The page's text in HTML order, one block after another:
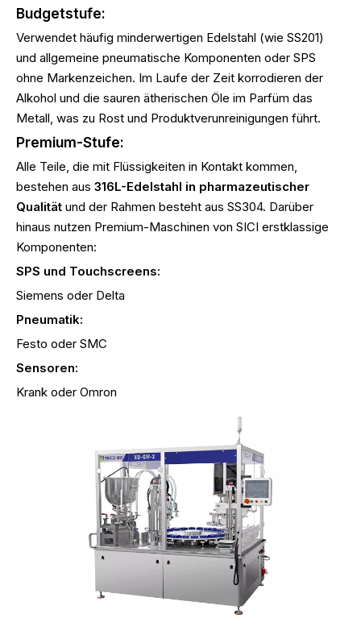
Budgetstufe:
Verwendet häufig minderwertigen Edelstahl (wie SS201)
und allgemeine pneumatische Komponenten oder SPS
ohne Markenzeichen. Im Laufe der Zeit korrodieren der
Alkohol und die sauren ätherischen Öle im Parfüm das
Metall, was zu Rost und Produktverunreinigungen führt.
Premium-Stufe:
Alle Teile, die mit Flüssigkeiten in Kontakt kommen,
bestehen aus 316L-Edelstahl in pharmazeutischer
Qualität und der Rahmen besteht aus SS304. Darüber
hinaus nutzen Premium-Maschinen von SICI erstklassige
Komponenten:
SPS und Touchscreens:
Siemens oder Delta
Pneumatik:
Festo oder SMC
Sensoren:
Krank oder Omron